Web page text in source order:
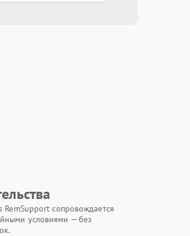
RemSupport сопровождается
условиями — без